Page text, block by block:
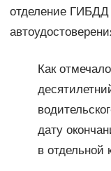
отделение
Как
дату
в отдельной